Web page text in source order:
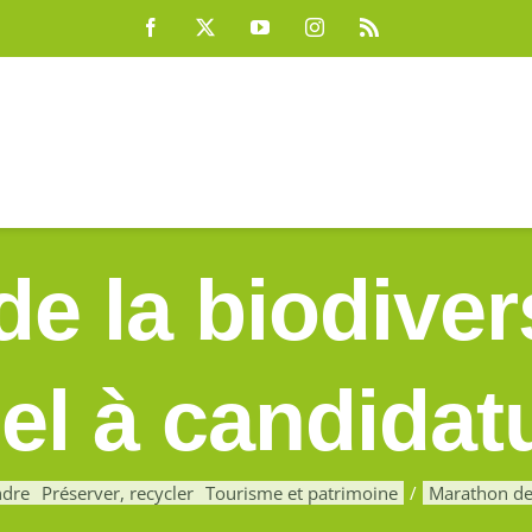
Facebook YouTubeInstagram
la
à
Préserver, recycler Tourisme et patrimoine Marathon